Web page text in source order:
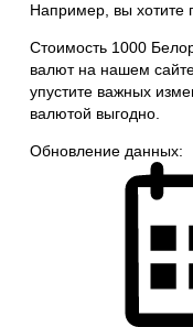
Например, вы хотите
Стоимость 1000
валют на нашем
упустите важных
валютой выгодно.
Обновление данных: